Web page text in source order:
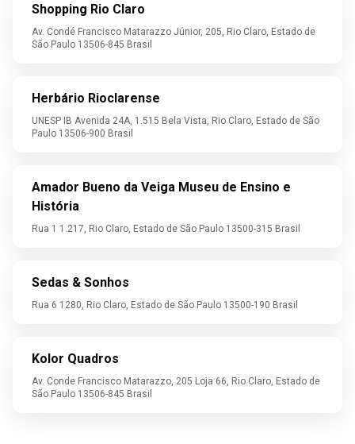
Shopping Rio Claro
Av. Condé Francisco Matarazzo Júnior, 205, Rio Claro, Estado de
São Paulo 13506-845 Brasil
Herbário Rioclarense
UNESP IB Avenida 24A, 1.515 Bela Vista, Rio Claro, Estado de São
Paulo 13506-900 Brasil
Amador Bueno da Veiga Museu de Ensino e
História
Rua 1 1.217, Rio Claro, Estado de São Paulo 13500-315 Brasil
Sedas & Sonhos
Rua 6 1280, Rio Claro, Estado de São Paulo 13500-190 Brasil
Kolor Quadros
Av. Conde Francisco Matarazzo, 205 Loja 66, Rio Claro, Estado de
São Paulo 13506-845 Brasil